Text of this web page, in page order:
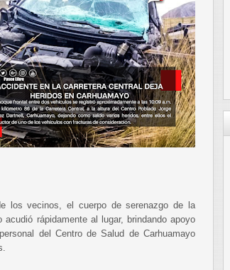
los vecinos, el cuerpo de serenazgo de la
acudió rápidamente al lugar, brindando apoyo
del Centro de Salud de Carhuamayo